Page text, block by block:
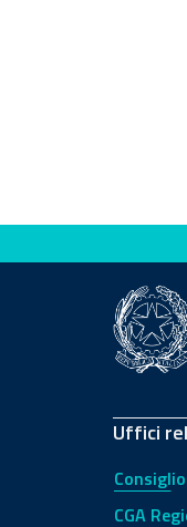
Valuta
Uffici
CGA